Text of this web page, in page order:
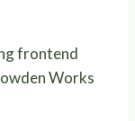
frontend
Works